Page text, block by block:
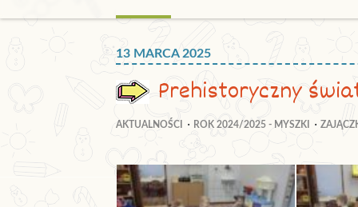
13 MARCA 2025
Prehistoryczny
AKTUALNOŚCI ROK 2024/2025 - MYSZKI